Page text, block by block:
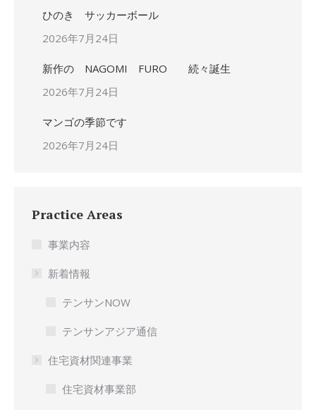
ひのき サッカーボール
2026年7月24日
新作の NAGOMI FURO 続々誕生
2026年7月24日
マンゴの季節です
2026年7月24日
Practice Areas
事業内容
新着情報
テンサンNOW
テンサンアジア通信
住宅資材関連事業
住宅資材事業部